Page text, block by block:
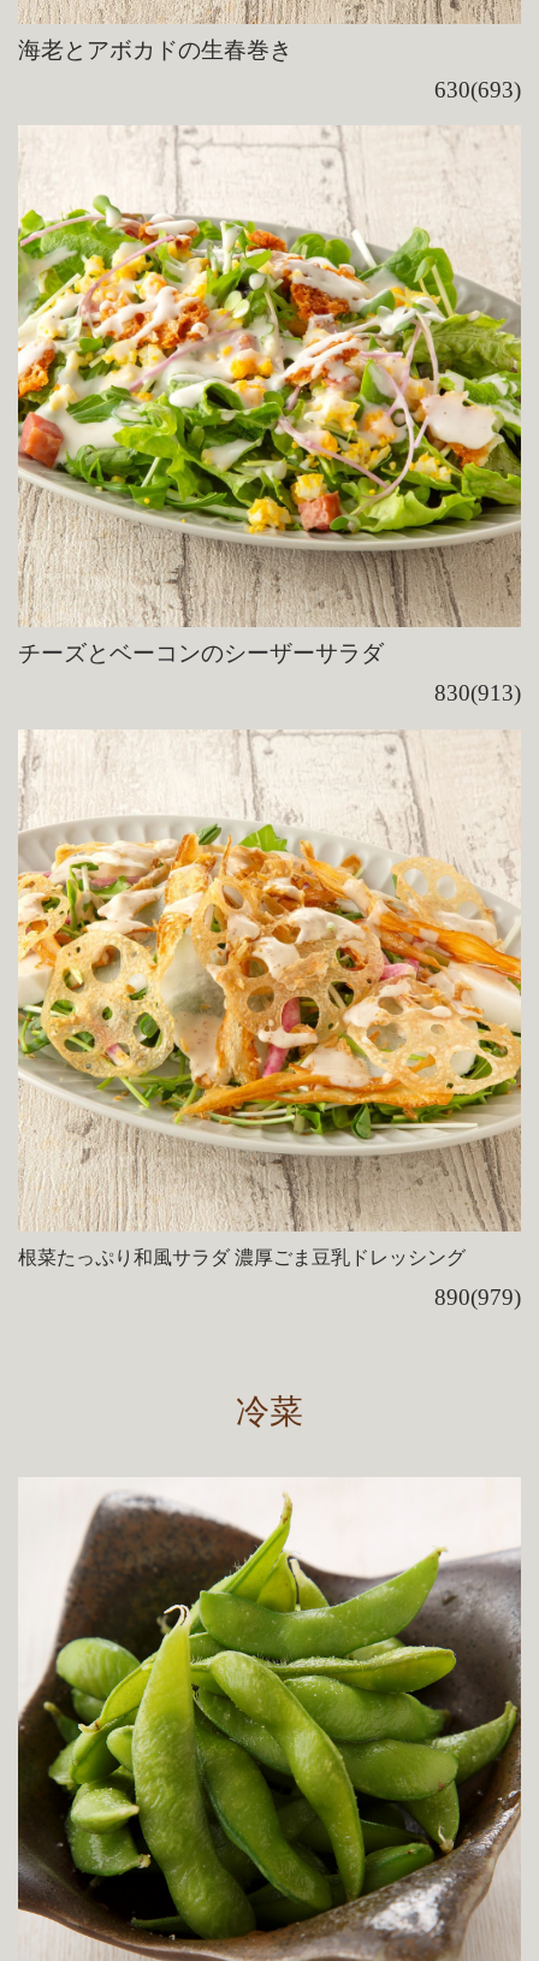
海老とアボカドの生春巻き
630(693)
チーズとベーコンのシーザーサラダ
830(913)
根菜たっぷり和風サラダ 濃厚ごま豆乳ドレッシング
890(979)
冷菜